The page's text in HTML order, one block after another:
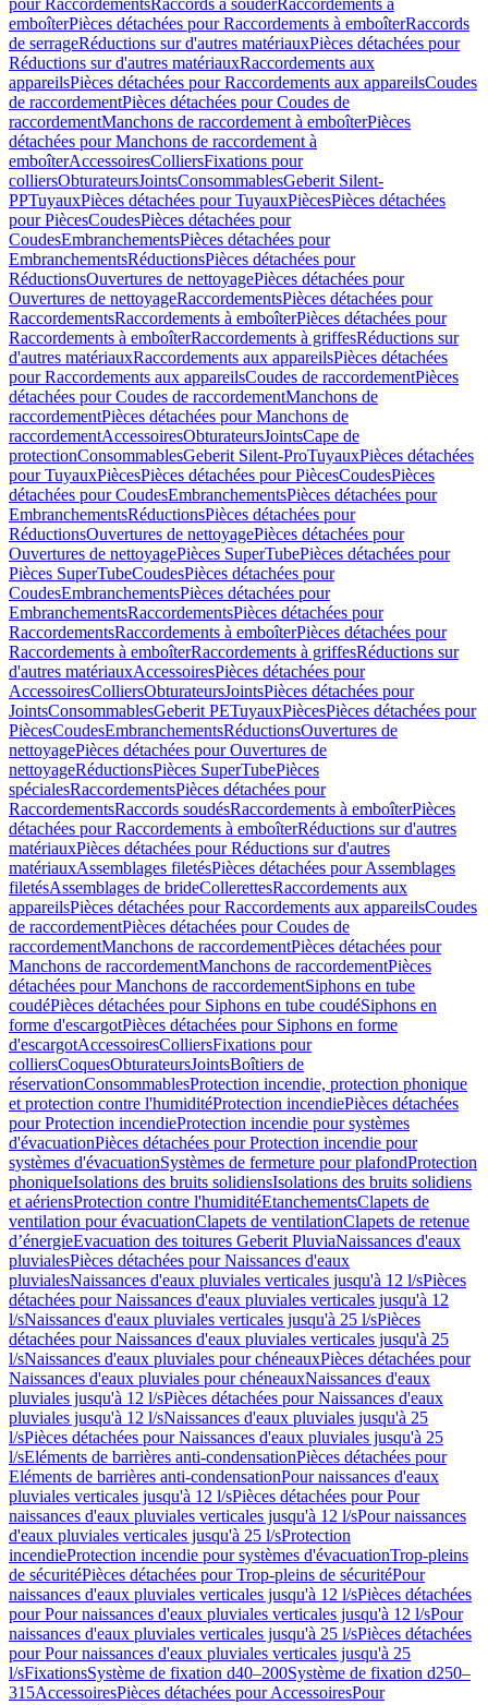
pour RaccordementsRaccords à souderRaccordements à
emboîterPièces détachées pour Raccordements à emboîterRaccords
de serrageRéductions sur d'autres matériauxPièces détachées pour
Réductions sur d'autres matériauxRaccordements aux
appareilsPièces détachées pour Raccordements aux appareilsCoudes
de raccordementPièces détachées pour Coudes de
raccordementManchons de raccordement à emboîterPièces
détachées pour Manchons de raccordement à
emboîterAccessoiresColliersFixations pour
colliersObturateursJointsConsommablesGeberit Silent-
PPTuyauxPièces détachées pour TuyauxPiècesPièces détachées
pour PiècesCoudesPièces détachées pour
CoudesEmbranchementsPièces détachées pour
EmbranchementsRéductionsPièces détachées pour
RéductionsOuvertures de nettoyagePièces détachées pour
Ouvertures de nettoyageRaccordementsPièces détachées pour
RaccordementsRaccordements à emboîterPièces détachées pour
Raccordements à emboîterRaccordements à griffesRéductions sur
d'autres matériauxRaccordements aux appareilsPièces détachées
pour Raccordements aux appareilsCoudes de raccordementPièces
détachées pour Coudes de raccordementManchons de
raccordementPièces détachées pour Manchons de
raccordementAccessoiresObturateursJointsCape de
protectionConsommablesGeberit Silent-ProTuyauxPièces détachées
pour TuyauxPiècesPièces détachées pour PiècesCoudesPièces
détachées pour CoudesEmbranchementsPièces détachées pour
EmbranchementsRéductionsPièces détachées pour
RéductionsOuvertures de nettoyagePièces détachées pour
Ouvertures de nettoyagePièces SuperTubePièces détachées pour
Pièces SuperTubeCoudesPièces détachées pour
CoudesEmbranchementsPièces détachées pour
EmbranchementsRaccordementsPièces détachées pour
RaccordementsRaccordements à emboîterPièces détachées pour
Raccordements à emboîterRaccordements à griffesRéductions sur
d'autres matériauxAccessoiresPièces détachées pour
AccessoiresColliersObturateursJointsPièces détachées pour
JointsConsommablesGeberit PETuyauxPiècesPièces détachées pour
PiècesCoudesEmbranchementsRéductionsOuvertures de
nettoyagePièces détachées pour Ouvertures de
nettoyageRéductionsPièces SuperTubePièces
spécialesRaccordementsPièces détachées pour
RaccordementsRaccords soudésRaccordements à emboîterPièces
détachées pour Raccordements à emboîterRéductions sur d'autres
matériauxPièces détachées pour Réductions sur d'autres
matériauxAssemblages filetésPièces détachées pour Assemblages
filetésAssemblages de brideCollerettesRaccordements aux
appareilsPièces détachées pour Raccordements aux appareilsCoudes
de raccordementPièces détachées pour Coudes de
raccordementManchons de raccordementPièces détachées pour
Manchons de raccordementManchons de raccordementPièces
détachées pour Manchons de raccordementSiphons en tube
coudéPièces détachées pour Siphons en tube coudéSiphons en
forme d'escargotPièces détachées pour Siphons en forme
d'escargotAccessoiresColliersFixations pour
colliersCoquesObturateursJointsBoîtiers de
réservationConsommablesProtection incendie, protection phonique
et protection contre l'humiditéProtection incendiePièces détachées
pour Protection incendieProtection incendie pour systèmes
d'évacuationPièces détachées pour Protection incendie pour
systèmes d'évacuationSystèmes de fermeture pour plafondProtection
phoniqueIsolations des bruits solidiensIsolations des bruits solidiens
et aériensProtection contre l'humiditéEtanchementsClapets de
ventilation pour évacuationClapets de ventilationClapets de retenue
d’énergieEvacuation des toitures Geberit PluviaNaissances d'eaux
pluvialesPièces détachées pour Naissances d'eaux
pluvialesNaissances d'eaux pluviales verticales jusqu'à 12 l/sPièces
détachées pour Naissances d'eaux pluviales verticales jusqu'à 12
l/sNaissances d'eaux pluviales verticales jusqu'à 25 l/sPièces
détachées pour Naissances d'eaux pluviales verticales jusqu'à 25
l/sNaissances d'eaux pluviales pour chéneauxPièces détachées pour
Naissances d'eaux pluviales pour chéneauxNaissances d'eaux
pluviales jusqu'à 12 l/sPièces détachées pour Naissances d'eaux
pluviales jusqu'à 12 l/sNaissances d'eaux pluviales jusqu'à 25
l/sPièces détachées pour Naissances d'eaux pluviales jusqu'à 25
l/sEléments de barrières anti-condensationPièces détachées pour
Eléments de barrières anti-condensationPour naissances d'eaux
pluviales verticales jusqu'à 12 l/sPièces détachées pour Pour
naissances d'eaux pluviales verticales jusqu'à 12 l/sPour naissances
d'eaux pluviales verticales jusqu'à 25 l/sProtection
incendieProtection incendie pour systèmes d'évacuationTrop-pleins
de sécuritéPièces détachées pour Trop-pleins de sécuritéPour
naissances d'eaux pluviales verticales jusqu'à 12 l/sPièces détachées
pour Pour naissances d'eaux pluviales verticales jusqu'à 12 l/sPour
naissances d'eaux pluviales verticales jusqu'à 25 l/sPièces détachées
pour Pour naissances d'eaux pluviales verticales jusqu'à 25
l/sFixationsSystème de fixation d40–200Système de fixation d250–
315AccessoiresPièces détachées pour AccessoiresPour